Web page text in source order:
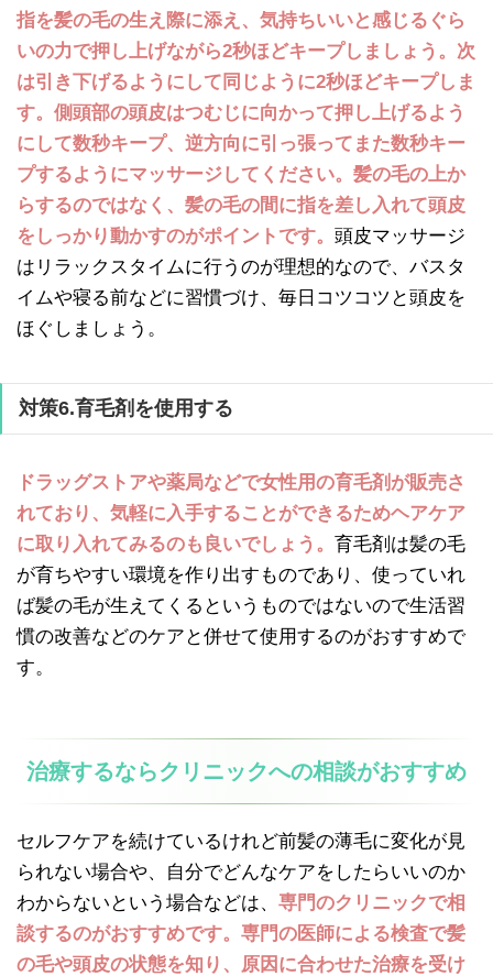
指を髪の毛の生え際に添え、気持ちいいと感じるぐら
いの力で押し上げながら2秒ほどキープしましょう。次
は引き下げるようにして同じように2秒ほどキープしま
す。側頭部の頭皮はつむじに向かって押し上げるよう
にして数秒キープ、逆方向に引っ張ってまた数秒キー
プするようにマッサージしてください。髪の毛の上か
らするのではなく、髪の毛の間に指を差し入れて頭皮
をしっかり動かすのがポイントです。 頭皮マッサージ
はリラックスタイムに行うのが理想的なので、バスタ
イムや寝る前などに習慣づけ、毎日コツコツと頭皮を
ほぐしましょう。
対策6.育毛剤を使用する
ドラッグストアや薬局などで女性用の育毛剤が販売さ
れており、気軽に入手することができるためヘアケア
に取り入れてみるのも良いでしょう。 育毛剤は髪の毛
が育ちやすい環境を作り出すものであり、使っていれ
ば髪の毛が生えてくるというものではないので生活習
慣の改善などのケアと併せて使用するのがおすすめで
す。
治療するならクリニックへの相談がおすすめ
セルフケアを続けているけれど前髪の薄毛に変化が見
られない場合や、自分でどんなケアをしたらいいのか
わからないという場合などは、 専門のクリニックで相
談するのがおすすめです。専門の医師による検査で髪
の毛や頭皮の状態を知り、原因に合わせた治療を受け